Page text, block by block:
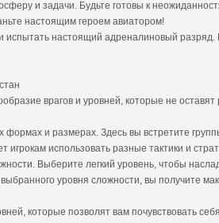
и задачи. Будьте готовы к
настоящим героем авиатором!
испытать настоящий адреналиновый
врагов и уровней, которые не
и размерах. Здесь вы встретите
использовать разные тактики и
Выберите легкий уровень, чтобы
уровня сложности, вы получите
которые позволят вам почувствовать